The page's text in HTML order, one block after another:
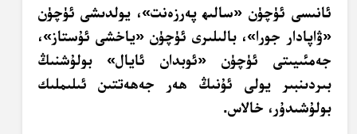
ئانىسى ئۈچۈن «سالىھ پەرزەنت»، يولدىشى ئۈچۈن
«ۋاپادار جورا»، بالىلىرى ئۈچۈن «ياخشى ئۇستاز»،
جەمئىيىتى ئۈچۈن «ئوبدان ئايال» بولۇشنىڭ
بىردىنبىر يولى ئۇنىڭ ھەر جەھەتتىن ئىلىملىك
بولۇشىدۇر، خالاس.